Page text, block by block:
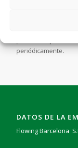
5. Cambios a esta
periódicamente.
DATOS DE LA
Flowing Barcelona